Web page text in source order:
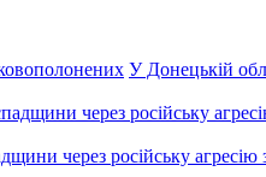
У Донецькій
через російську агресію